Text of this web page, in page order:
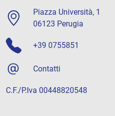
Piazza Università, 1
06123 Perugia
+39 0755851
Contatti
C.F./P.Iva 00448820548